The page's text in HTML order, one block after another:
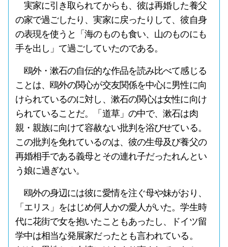
実家に引き取られてからも、彼は再婚した養父
の家で過ごしたり、実家に戻ったりして、彼自身
の表現を使うと「海のものも食い、山のものにも
手を出し」て過ごしていたのである。
鴎外・漱石の自伝的な作品を読み比べて感じる
ことは、鴎外の関心が交友関係を中心に男性に向
けられているのに対し、漱石の関心は女性に向け
られていることだ。「道草」の中で、漱石は肉
親・親族に向けて容赦ない批判を浴びせている。
この批判を免れているのは、彼の生母及び養父の
再婚相手である義母とその連れ子だったれんとい
う娘に過ぎない。
鴎外の身辺には彼に愛情を注ぐ母や妹がおり、
「エリス」をはじめ何人かの愛人がいた。学生時
代に花街で女を抱いたこともあったし、ドイツ留
学中は相当な発展家だったとも言われている。